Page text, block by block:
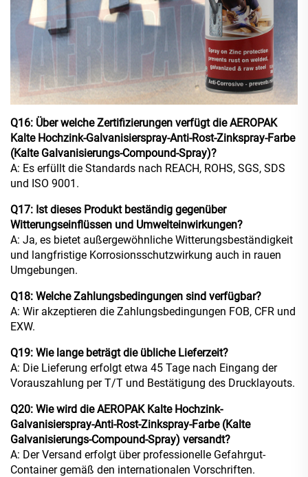
Q16: Über welche Zertifizierungen verfügt die AEROPAK
Kalte Hochzink-Galvanisierspray-Anti-Rost-Zinkspray-Farbe
(Kalte Galvanisierungs-Compound-Spray)?
A: Es erfüllt die Standards nach REACH, ROHS, SGS, SDS
und ISO 9001.
Q17: Ist dieses Produkt beständig gegenüber
Witterungseinflüssen und Umwelteinwirkungen?
A: Ja, es bietet außergewöhnliche Witterungsbeständigkeit
und langfristige Korrosionsschutzwirkung auch in rauen
Umgebungen.
Q18: Welche Zahlungsbedingungen sind verfügbar?
A: Wir akzeptieren die Zahlungsbedingungen FOB, CFR und
EXW.
Q19: Wie lange beträgt die übliche Lieferzeit?
A: Die Lieferung erfolgt etwa 45 Tage nach Eingang der
Vorauszahlung per T/T und Bestätigung des Drucklayouts.
Q20: Wie wird die AEROPAK Kalte Hochzink-
Galvanisierspray-Anti-Rost-Zinkspray-Farbe (Kalte
Galvanisierungs-Compound-Spray) versandt?
A: Der Versand erfolgt über professionelle Gefahrgut-
Container gemäß den internationalen Vorschriften.